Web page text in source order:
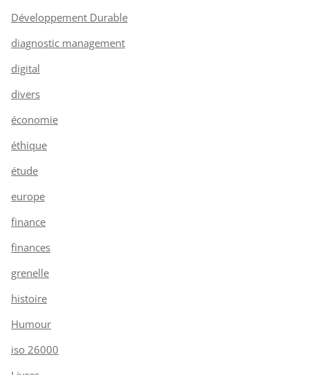
Développement Durable
diagnostic management
digital
divers
économie
éthique
étude
europe
finance
finances
grenelle
histoire
Humour
iso 26000